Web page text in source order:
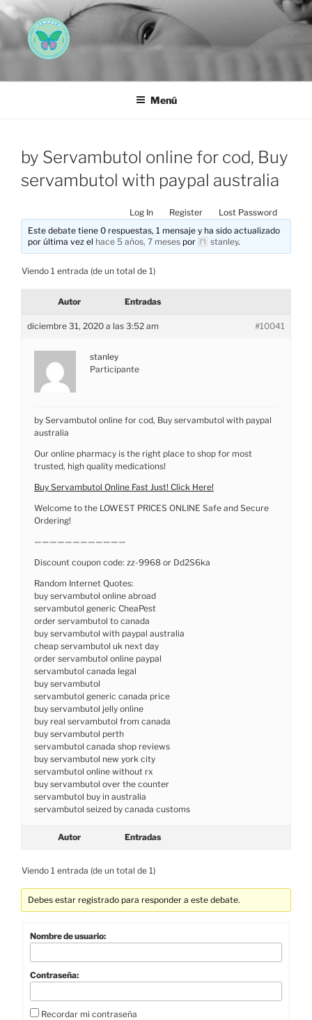
Saltar
al
contenido
AEMAREH
Menú
by Servambutol online for cod, Buy
servambutol with paypal australia
Log In Register
Lost Password
Este debate tiene 0 respuestas, 1 mensaje y ha sido actualizado
por última vez el hace 5 años, 7 meses por stanley.
Viendo 1 entrada (de un total de 1)
Autor Entradas
diciembre 31, 2020 a las 3:52 am #10041
stanley
Participante
by Servambutol online for cod, Buy servambutol with paypal
australia
Our online pharmacy is the right place to shop for most
trusted, high quality medications!
Buy Servambutol Online Fast Just! Click Here!
Welcome to the LOWEST PRICES ONLINE Safe and Secure
Ordering!
————————————
Discount coupon code: zz-9968 or Dd2S6ka
Random Internet Quotes:
buy servambutol online abroad
servambutol generic CheaPest
order servambutol to canada
buy servambutol with paypal australia
cheap servambutol uk next day
order servambutol online paypal
servambutol canada legal
buy servambutol
servambutol generic canada price
buy servambutol jelly online
buy real servambutol from canada
buy servambutol perth
servambutol canada shop reviews
buy servambutol new york city
servambutol online without rx
buy servambutol over the counter
servambutol buy in australia
servambutol seized by canada customs
Autor Entradas
Viendo 1 entrada (de un total de 1)
Debes estar registrado para responder a este debate.
Nombre de usuario:
Contraseña:
Recordar mi contraseña